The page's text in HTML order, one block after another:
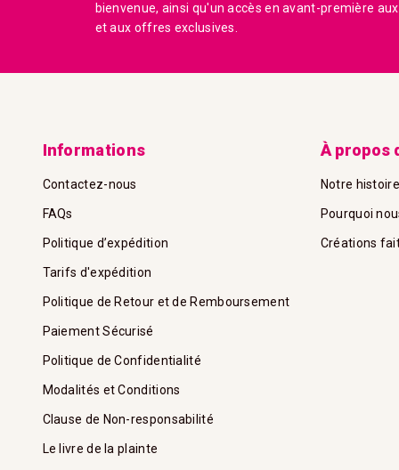
bienvenue, ainsi qu'un accès en avant-première
et aux offres exclusives.
Informations
Contactez-nous
FAQs
Politique d’expédition
Tarifs d'expédition
Politique de Retour et de Remboursement
Paiement Sécurisé
Politique de Confidentialité
Modalités et Conditions
Clause de Non-responsabilité
Le livre de la plainte
À propos
Notre histoire
Pourquoi
Créations